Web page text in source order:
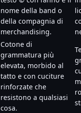
nome della band o
della compagnia di
merchandising.
Cotone di
grammatura più
elevata, morbido al
tatto e con cuciture
rinforzate che
resistono a qualsiasi
cosa.